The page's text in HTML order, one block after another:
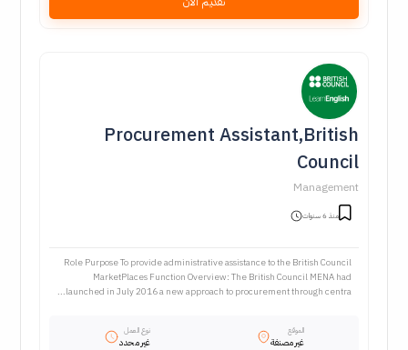
Procurement Assistant,British
Council
Management
منذ 6 سنوات
Role Purpose To provide administrative assistance to the British Council
MarketPlaces Function Overview: The British Council MENA had
launched in July 2016 a new approach to procurement through centra...
الموقع
غير مصنفة
نوع العمل
غير محدد